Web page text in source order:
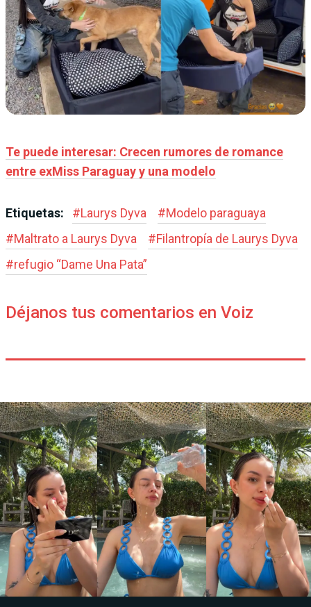
Te puede interesar: Crecen rumores de romance
entre exMiss Paraguay y una modelo
Etiquetas: #Laurys Dyva #Modelo paraguaya
#Maltrato a Laurys Dyva #Filantropía de Laurys Dyva
#refugio “Dame Una Pata”
Déjanos tus comentarios en Voiz